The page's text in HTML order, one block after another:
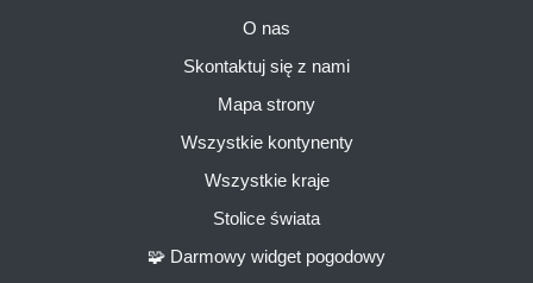
O nas
Skontaktuj się z nami
Mapa strony
Wszystkie kontynenty
Wszystkie kraje
Stolice świata
🧩 Darmowy widget pogodowy